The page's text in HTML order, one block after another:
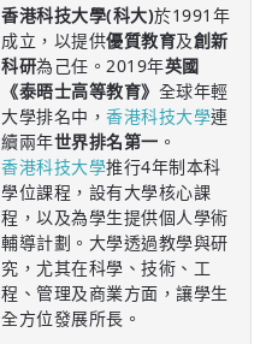
香港科技大學(科大)於1991年
成立，以提供優質教育及創新
科研為己任。2019年英國
《泰晤士高等教育》 全球年輕
大學排名中， 香港科技大學連
續兩年世界排名第一 。
香港科技大學推行4年制本科
學位課程，設有大學核心課
程，以及為學生提供個人學術
輔導計劃。大學透過教學與研
究，尤其在科學、技術、工
程、管理及商業方面，讓學生
全方位發展所長。